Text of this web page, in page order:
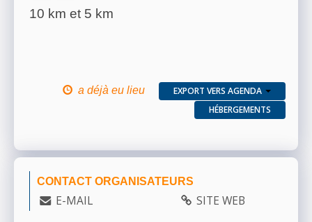
10 km et 5 km
a déjà eu lieu
EXPORT VERS AGENDA
HÉBERGEMENTS
CONTACT ORGANISATEURS
E-MAIL SITE WEB